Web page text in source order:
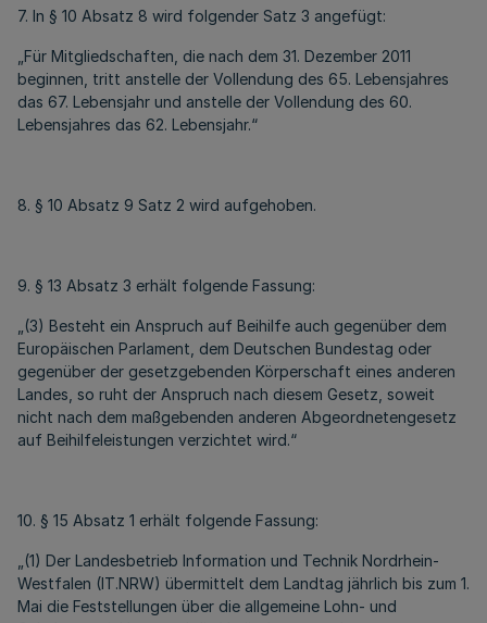
7. In § 10 Absatz 8 wird folgender Satz 3 angefügt:
„Für Mitgliedschaften, die nach dem 31. Dezember 2011
beginnen, tritt anstelle der Vollendung des 65. Lebensjahres
das 67. Lebensjahr und anstelle der Vollendung des 60.
Lebensjahres das 62. Lebensjahr.“
8. § 10 Absatz 9 Satz 2 wird aufgehoben.
9. § 13 Absatz 3 erhält folgende Fassung:
„(3) Besteht ein Anspruch auf Beihilfe auch gegenüber dem
Europäischen Parlament, dem Deutschen Bundestag oder
gegenüber der gesetzgebenden Körperschaft eines anderen
Landes, so ruht der Anspruch nach diesem Gesetz, soweit
nicht nach dem maßgebenden anderen Abgeordnetengesetz
auf Beihilfeleistungen verzichtet wird.“
10. § 15 Absatz 1 erhält folgende Fassung:
„(1) Der Landesbetrieb Information und Technik Nordrhein-
Westfalen (IT.NRW) übermittelt dem Landtag jährlich bis zum 1.
Mai die Feststellungen über die allgemeine Lohn- und